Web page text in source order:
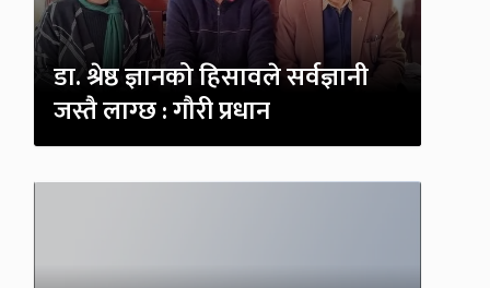
डा. श्रेष्ठ ज्ञानको हिसावले सर्वज्ञानी
जस्तै लाग्छ : गौरी प्रधान